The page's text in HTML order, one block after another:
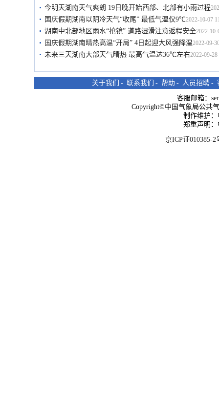
今明天湖南天气爽朗 19日晚开始西部、北部有小雨过程
国庆假期湖南以阴冷天气“收尾” 最低气温仅9℃2022-10-07
湖南中北部地区雨水“抢镜” 道路湿滑注意返程安全2022-10-
国庆假期湖南晴热高温“开局” 4日起迎大风强降温2022-09-
未来三天湖南大部天气晴热 最高气温达36℃左右2022-09-28
关于我们 - 联系我们 - 帮助 - 人员招聘 -
客服邮箱：
Copyright©中国气象局公共
制作维护
郑重声明
京ICP证010385-2